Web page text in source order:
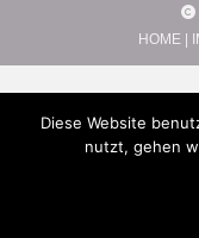
HOME
Diese Website
nutzt, gehen